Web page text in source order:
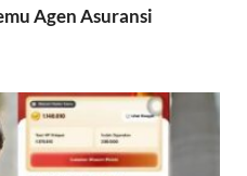
Agen Asuransi